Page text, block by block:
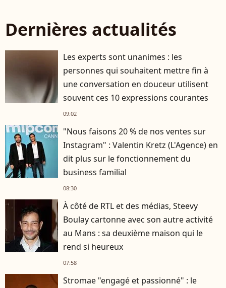
Dernières actualités
Les experts sont unanimes : les
personnes qui souhaitent mettre fin à
une conversation en douceur utilisent
souvent ces 10 expressions courantes
09:02
"Nous faisons 20 % de nos ventes sur
Instagram" : Valentin Kretz (L'Agence) en
dit plus sur le fonctionnement du
business familial
08:30
À côté de RTL et des médias, Steevy
Boulay cartonne avec son autre activité
au Mans : sa deuxième maison qui le
rend si heureux
07:58
Stromae "engagé et passionné" : le